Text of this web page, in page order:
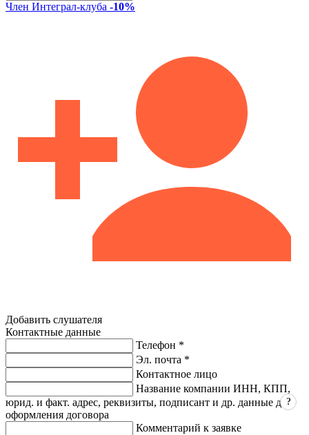
Член Интеграл-клуба -10%
Добавить слушателя
Контактные данные
Телефон *
Эл. почта *
Контактное лицо
Название компании ИНН, КПП,
юрид. и факт. адрес, реквизиты, подписант и др. данные для
оформления договора
?
Комментарий к заявке